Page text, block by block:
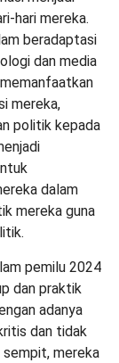
hari mereka.
beradaptasi
dan media
mereka,
politik kepada
dalam
mereka guna
pemilu 2024
dan praktik
adanya
dan tidak
mereka